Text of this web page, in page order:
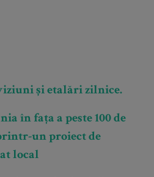
și etalări zilnice.
în fața a peste 100 de
un proiect de
local